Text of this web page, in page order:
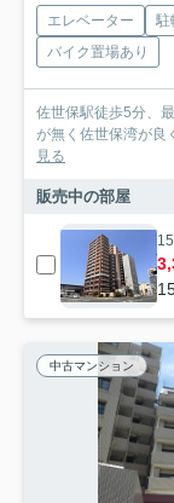
エレベーター 駐
バイク置場あり
佐世保駅徒歩5分、
が無く佐世保湾が良
見る
販売中の部屋
中古マンション